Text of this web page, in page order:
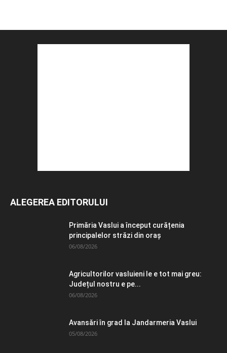
ALEGEREA EDITORULUI
Primăria Vaslui a început curățenia
principalelor străzi din oraș
06/08/2026
Agricultorilor vasluieni le e tot mai greu:
Județul nostru e pe...
06/08/2026
Avansări în grad la Jandarmeria Vaslui
05/08/2026